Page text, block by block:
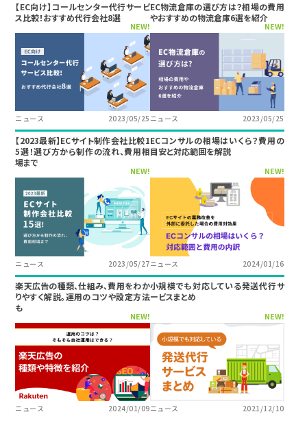
【EC向け】コールセンター代行サービ
ス比較！おすすめ代行会社8選
NEW!
ニュース 2023/05/25
EC物流倉庫の選び方は？相場の費用
やおすすめの物流倉庫6選を紹介
NEW!
ニュース 2023/05/25
【2023最新】ECサイト制作会社比較1
5選！選び方から制作の流れ、費用相
場まで
NEW!
ニュース 2023/05/27
ECコンサルの相場はいくら？費用の
目安と対応範囲を解説
NEW!
ニュース 2024/01/16
楽天広告の種類、仕組み、費用をわか
りやすく解説。運用のコツや設定方法
も
NEW!
ニュース 2024/01/09
小規模でも対応している発送代行サ
ービスまとめ
NEW!
ニュース 2021/12/10